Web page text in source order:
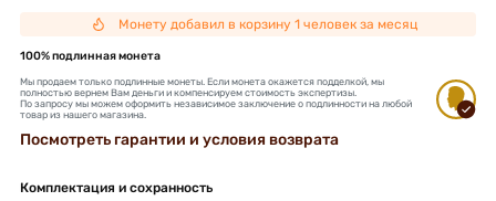
Монету добавил в корзину 1 человек за месяц
100% подлинная монета
Мы продаем только подлинные монеты. Если монета окажется подделкой, мы
полностью вернем Вам деньги и компенсируем стоимость экспертизы.
По запросу мы можем оформить независимое заключение о подлинности на любой
товар из нашего магазина.
Посмотреть гарантии и условия возврата
Комплектация и сохранность